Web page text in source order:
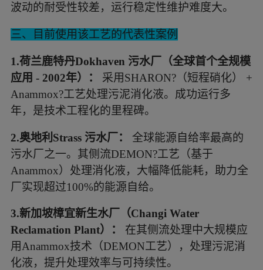
波动的耐受性较差，运行稳定性维护难度大。
三、目前使用该工艺的代表性案例
1.荷兰鹿特丹Dokhaven 污水厂（全球首个全规模
应用 - 2002年）：
采用SHARON?（短程硝化） +
Anammox?工艺处理污泥消化液。成功运行多
年，是技术工程化的里程碑。
2.奥地利 Strass 污水厂：
全球能源自给率最高的
污水厂之一。其侧流DEMON?工艺（基于
Anammox）处理消化液，大幅降低能耗，助力全
厂实现超过100%的能源自给。
3.新加坡樟宜新生水厂（Changi Water
Reclamation Plant）：
在其侧流处理中大规模应
用Anammox技术（DEMON工艺），处理污泥消
化液，提升处理效率与可持续性。